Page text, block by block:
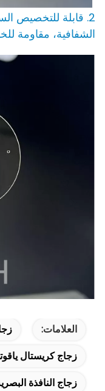
2. قابلة للتخصيص
الشفافية، مقاومة
العلامات:
زجاج كريستال
زجاج النافذة